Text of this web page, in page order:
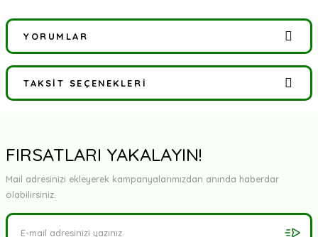
YORUMLAR
Bu ürüne ilk yorumu siz yapın!
TAKSIT SEÇENEKLERI
FIRSATLARI YAKALAYIN!
Mail adresinizi ekleyerek kampanyalarımızdan anında haberdar
olabilirsiniz.